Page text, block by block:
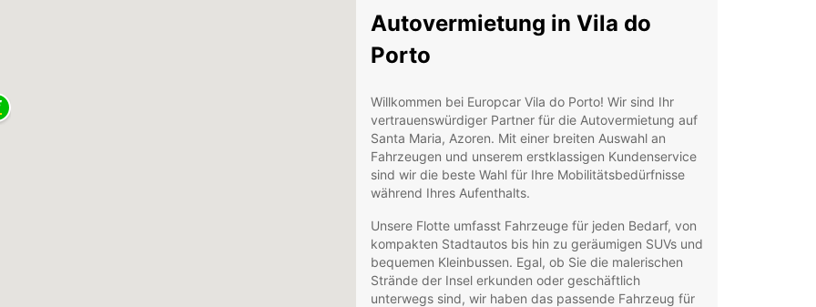
Autovermietung in Vila do
Porto
Willkommen bei Europcar Vila do Porto! Wir sind Ihr
vertrauenswürdiger Partner für die Autovermietung auf
Santa Maria, Azoren. Mit einer breiten Auswahl an
Fahrzeugen und unserem erstklassigen Kundenservice
sind wir die beste Wahl für Ihre Mobilitätsbedürfnisse
während Ihres Aufenthalts.
Unsere Flotte umfasst Fahrzeuge für jeden Bedarf, von
kompakten Stadtautos bis hin zu geräumigen SUVs und
bequemen Kleinbussen. Egal, ob Sie die malerischen
Strände der Insel erkunden oder geschäftlich
unterwegs sind, wir haben das passende Fahrzeug für